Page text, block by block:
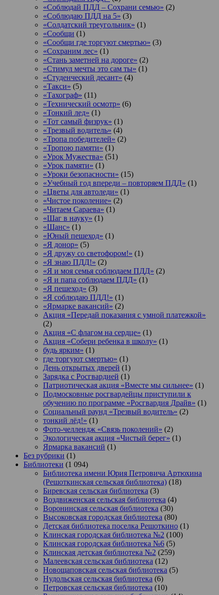
«Соблюдай ПДД – Сохрани семью» (2)
«Соблюдаю ПДД на 5» (3)
«Солдатский треугольник» (1)
«Сообщи (1)
«Сообщи где торгуют смертью» (3)
«Сохраним лес» (1)
«Стань заметней на дороге» (2)
«Стимул мечты это сам ты» (1)
«Студенческий десант» (4)
«Такси» (5)
«Тахограф» (11)
«Технический осмотр» (6)
«Тонкий лед» (1)
«Тот самый физрук» (1)
«Трезвый водитель» (4)
«Тропа победителей» (2)
«Тропою памяти» (1)
«Урок Мужества» (51)
«Урок памяти» (1)
«Уроки безопасности» (15)
«Учебный год впереди – повторяем ПДД» (1)
«Цветы для автоледи» (1)
«Чистое поколение» (2)
«Читаем Сараева» (1)
«Шаг в науку» (1)
«Шанс» (1)
«Юный пешеход» (1)
«Я донор» (5)
«Я дружу со светофором!» (1)
«Я знаю ПДД!» (2)
«Я и моя семья соблюдаем ПДД» (2)
«Я и папа соблюдаем ПДД» (1)
«Я пешеход» (3)
«Я соблюдаю ПДД!» (1)
«Ярмарке вакансий» (2)
Акция «Передай показания с умной платежкой»
(2)
Акция «С флагом на сердце» (1)
Акция «Собери ребенка в школу» (1)
будь ярким» (1)
где торгуют смертью» (1)
День открытых дверей (1)
Зарядка с Росгвардией (1)
Патриотическая акция «Вместе мы сильнее» (1)
Подмосковные росгвардейцы приступили к
обучению по программе «Росгвардия Драйв» (1)
Социальный раунд «Трезвый водитель» (2)
тонкий лёд!» (1)
Фото-челлендж «Связь поколений» (2)
Экологическая акция «Чистый берег» (1)
Ярмарка вакансий (1)
Без рубрики (1)
Библиотеки (1 094)
Библиотека имени Юрия Петровича Артюхина
(Решоткинская сельская библиотека) (18)
Биревская сельская библиотека (3)
Воздвиженская сельская библиотека (4)
Воронинская сельская библиотека (30)
Высоковская городская библиотека (80)
Детская библиотека поселка Решоткино (1)
Клинская городская библиотека №2 (100)
Клинская городская библиотека №6 (5)
Клинская детская библиотека №2 (259)
Малеевская сельская библиотека (12)
Новощаповская сельская библиотека (5)
Нудольская сельская библиотека (6)
Петровская сельская библиотека (10)